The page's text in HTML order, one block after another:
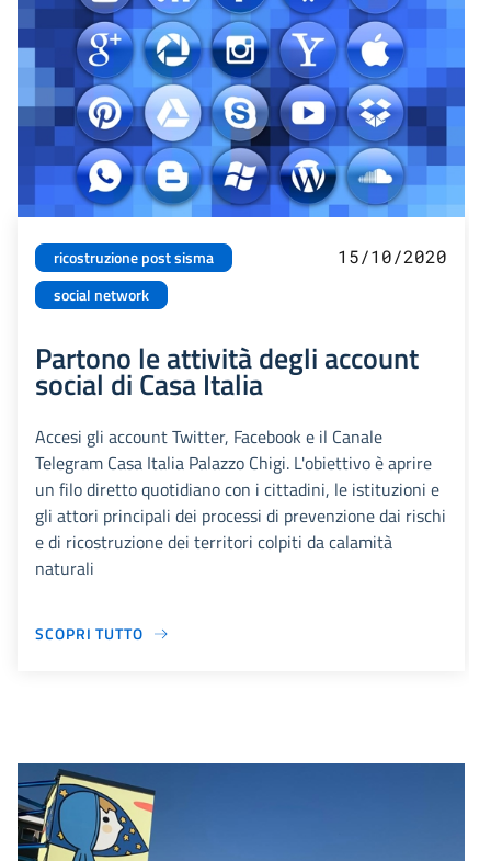
ricostruzione post sisma
social network
15/10/2020
Partono le attività degli account
social di Casa Italia
Accesi gli account Twitter, Facebook e il Canale
Telegram Casa Italia Palazzo Chigi. L'obiettivo è aprire
un filo diretto quotidiano con i cittadini, le istituzioni e
gli attori principali dei processi di prevenzione dai rischi
e di ricostruzione dei territori colpiti da calamità
naturali
SCOPRI TUTTO